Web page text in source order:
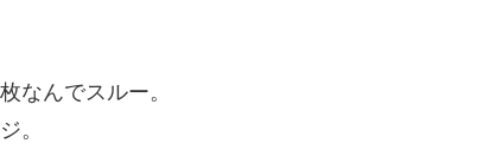
なんでスルー。
。